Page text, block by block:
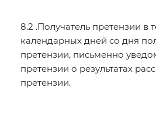
8.2 .Получатель претензии в
календарных дней со дня
претензии, письменно
претензии о результатах
претензии.